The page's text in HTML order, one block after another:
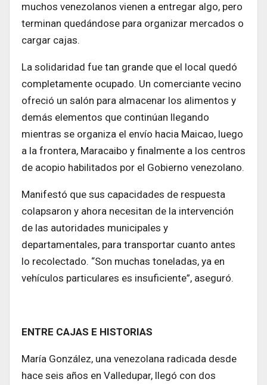
muchos venezolanos vienen a entregar algo, pero
terminan quedándose para organizar mercados o
cargar cajas.
La solidaridad fue tan grande que el local quedó
completamente ocupado. Un comerciante vecino
ofreció un salón para almacenar los alimentos y
demás elementos que continúan llegando
mientras se organiza el envío hacia Maicao, luego
a la frontera, Maracaibo y finalmente a los centros
de acopio habilitados por el Gobierno venezolano.
Manifestó que sus capacidades de respuesta
colapsaron y ahora necesitan de la intervención
de las autoridades municipales y
departamentales, para transportar cuanto antes
lo recolectado. “Son muchas toneladas, ya en
vehículos particulares es insuficiente”, aseguró.
ENTRE CAJAS E HISTORIAS
María González, una venezolana radicada desde
hace seis años en Valledupar, llegó con dos